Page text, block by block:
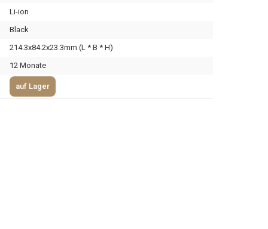
Li-ion
Black
214.3x84.2x23.3mm (L * B * H)
12 Monate
auf Lager